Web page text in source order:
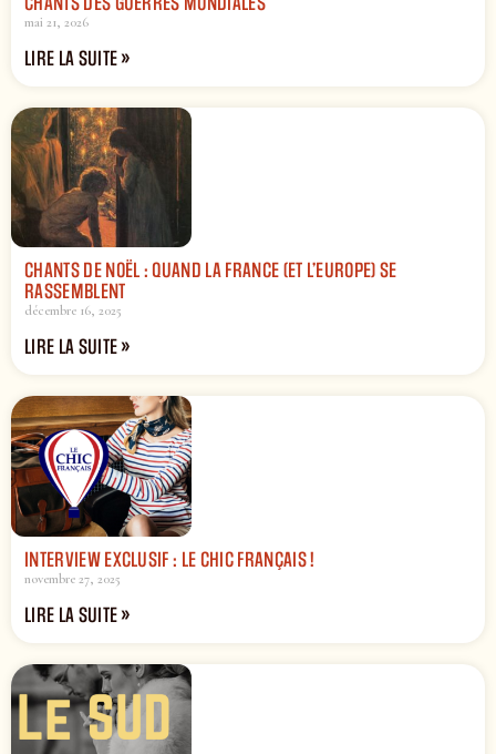
mai 21, 2026
LIRE LA SUITE »
CHANTS DE NOËL : QUAND LA FRANCE (ET L’EUROPE) SE
RASSEMBLENT
décembre 16, 2025
LIRE LA SUITE »
INTERVIEW EXCLUSIF : LE CHIC FRANÇAIS !
novembre 27, 2025
LIRE LA SUITE »